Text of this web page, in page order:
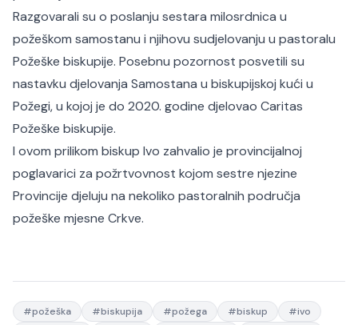
Razgovarali su o poslanju sestara milosrdnica u
požeškom samostanu i njihovu sudjelovanju u pastoralu
Požeške biskupije. Posebnu pozornost posvetili su
nastavku djelovanja Samostana u biskupijskoj kući u
Požegi, u kojoj je do 2020. godine djelovao Caritas
Požeške biskupije.
I ovom prilikom biskup Ivo zahvalio je provincijalnoj
poglavarici za požrtvovnost kojom sestre njezine
Provincije djeluju na nekoliko pastoralnih područja
požeške mjesne Crkve.
#požeška #biskupija #požega #biskup #ivo